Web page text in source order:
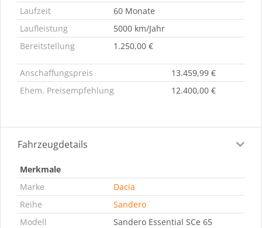
Laufzeit
60 Monate
Laufleistung
5000 km/Jahr
Bereitstellung
1.250,00 €
Anschaffungspreis
13.459,99 €
Ehem. Preisempfehlung
12.400,00 €
Fahrzeugdetails
Merkmale
Marke
Dacia
Reihe
Sandero
Modell
Sandero Essential SCe 65